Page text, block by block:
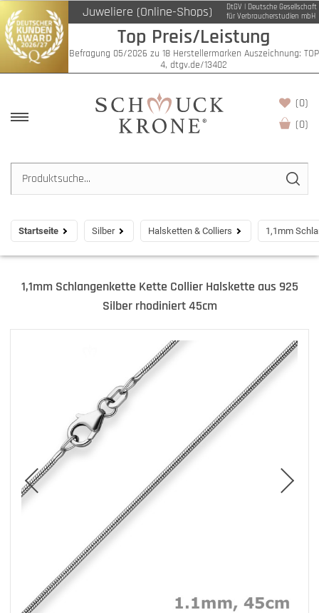
Juweliere (Online-Shops)
DtGV | Deutsche Gesellschaft
für Verbraucherstudien mbH
Top Preis/Leistung
Befragung 05/2026 zu 18 Herstellermarken Auszeichnung: TOP
4, dtgv.de/13402
(0)
(0)
Startseite Silber Halsketten & Colliers 1,1mm
1,1mm Schlangenkette Kette Collier Halskette aus 925
Silber rhodiniert 45cm